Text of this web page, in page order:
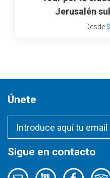
Jerusalén
Desde
Únete
Sigue en contacto